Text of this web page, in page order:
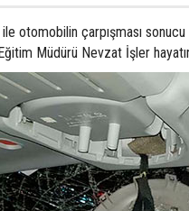
otomobilin çarpışması
Müdürü Nevzat İşler